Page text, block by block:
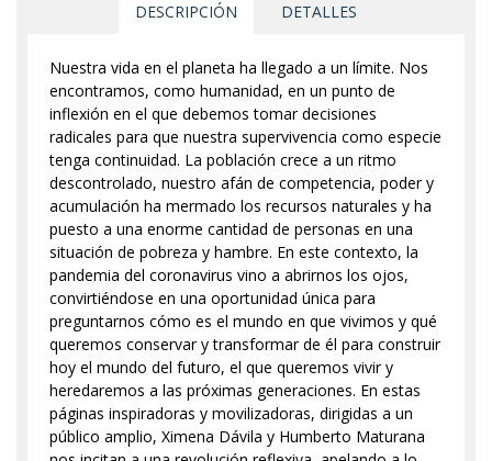
DESCRIPCIÓN DETALLES
Nuestra vida en el planeta ha llegado a un límite. Nos
encontramos, como humanidad, en un punto de
inflexión en el que debemos tomar decisiones
radicales para que nuestra supervivencia como especie
tenga continuidad. La población crece a un ritmo
descontrolado, nuestro afán de competencia, poder y
acumulación ha mermado los recursos naturales y ha
puesto a una enorme cantidad de personas en una
situación de pobreza y hambre. En este contexto, la
pandemia del coronavirus vino a abrirnos los ojos,
convirtiéndose en una oportunidad única para
preguntarnos cómo es el mundo en que vivimos y qué
queremos conservar y transformar de él para construir
hoy el mundo del futuro, el que queremos vivir y
heredaremos a las próximas generaciones. En estas
páginas inspiradoras y movilizadoras, dirigidas a un
público amplio, Ximena Dávila y Humberto Maturana